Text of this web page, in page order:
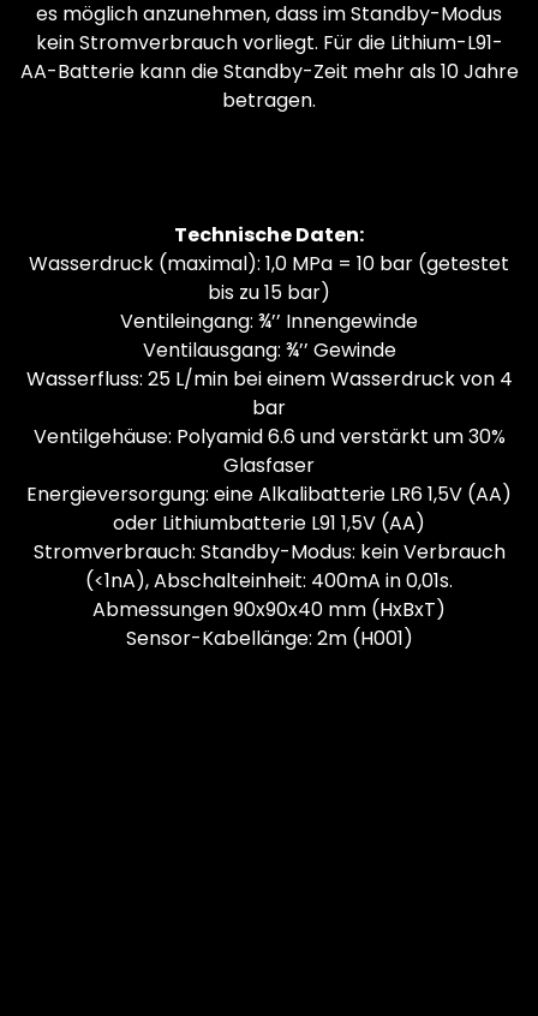
es möglich anzunehmen, dass im Standby-Modus
kein Stromverbrauch vorliegt. Für die Lithium-L91-
AA-Batterie kann die Standby-Zeit mehr als 10 Jahre
betragen.
Technische Daten:
Wasserdruck (maximal): 1,0 MPa = 10 bar (getestet
bis zu 15 bar)
Ventileingang: ¾’’ Innengewinde
Ventilausgang: ¾’’ Gewinde
Wasserfluss: 25 L/min bei einem Wasserdruck von 4
bar
Ventilgehäuse: Polyamid 6.6 und verstärkt um 30%
Glasfaser
Energieversorgung: eine Alkalibatterie LR6 1,5V (AA)
oder Lithiumbatterie L91 1,5V (AA)
Stromverbrauch: Standby-Modus: kein Verbrauch
(<1nA), Abschalteinheit: 400mA in 0,01s.
Abmessungen 90x90x40 mm (HxBxT)
Sensor-Kabellänge: 2m (H001)